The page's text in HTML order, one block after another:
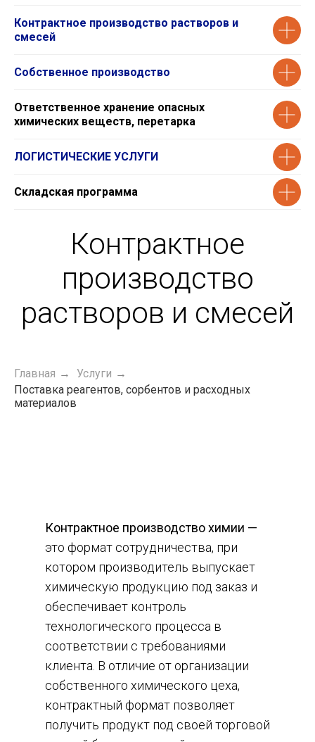
Контрактное производство растворов и
смесей
Собственное производство
Ответственное хранение опасных
химических веществ, перетарка
ЛОГИСТИЧЕСКИЕ УСЛУГИ
Складская программа
Главная → Услуги →
Поставка реагентов, сорбентов и расходных
материалов
Контрактное производство химии —
это формат сотрудничества, при
котором производитель выпускает
химическую продукцию под заказ и
обеспечивает контроль
технологического процесса в
соответствии с требованиями
клиента. В отличие от организации
собственного химического цеха,
контрактный формат позволяет
получить продукт под своей торговой